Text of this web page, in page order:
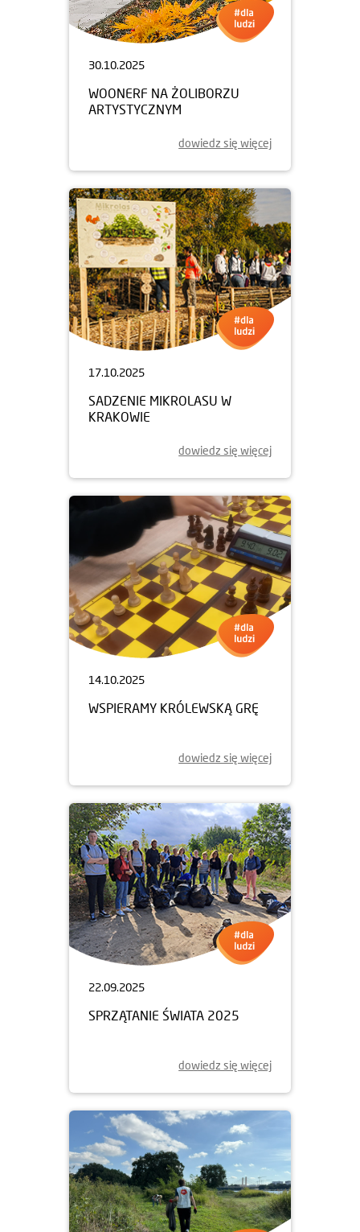
30.10.2025
WOONERF NA ŻOLIBORZU
ARTYSTYCZNYM
dowiedz się więcej
17.10.2025
SADZENIE MIKROLASU W
KRAKOWIE
dowiedz się więcej
14.10.2025
WSPIERAMY KRÓLEWSKĄ GRĘ
dowiedz się więcej
22.09.2025
SPRZĄTANIE ŚWIATA 2025
dowiedz się więcej